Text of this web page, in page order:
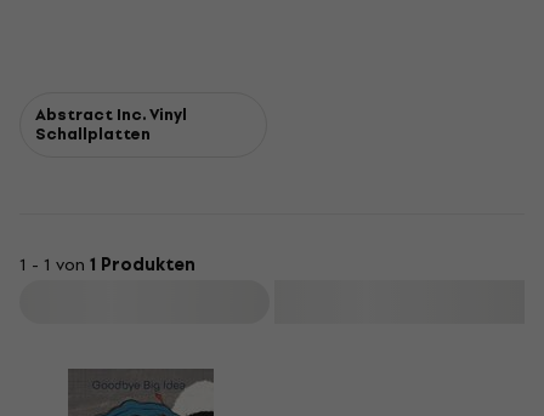
Abstract Inc. Vinyl
Schallplatten
1 - 1 von 1 Produkten